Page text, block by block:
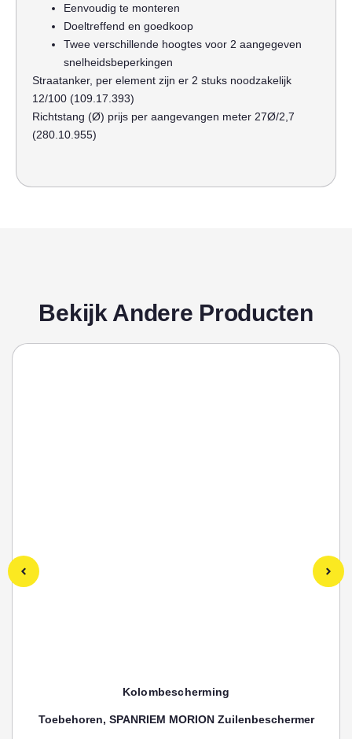
Eenvoudig te monteren
Doeltreffend en goedkoop
Twee verschillende hoogtes voor 2 aangegeven
snelheidsbeperkingen
Straatanker, per element zijn er 2 stuks noodzakelijk
12/100 (109.17.393)
Richtstang (Ø) prijs per aangevangen meter 27Ø/2,7
(280.10.955)
Bekijk Andere Producten
Kolombescherming
Toebehoren, SPANRIEM MORION Zuilenbeschermer